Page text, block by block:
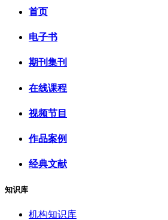
首页
电子书
期刊集刊
在线课程
视频节目
作品案例
经典文献
知识库
机构知识库